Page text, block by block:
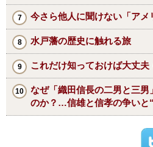
今さら他人に聞けない「アメ
水戸藩の歴史に触れる旅
これだけ知っておけば大丈
なぜ「織田信長の二男と三
のか？…信雄と信孝の争いと